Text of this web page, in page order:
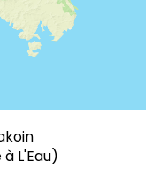
L'Eau)